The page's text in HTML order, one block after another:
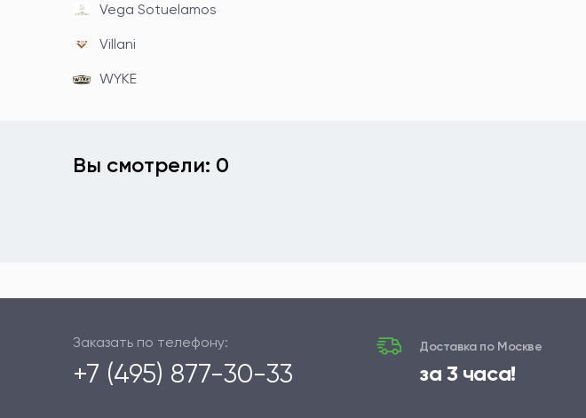
Vega Sotuelamos
Villani
WYKE
Вы смотрели: 0
Заказать по телефону:
+7 (495) 877-30-33
Доставка по Москве
за 3 часа!